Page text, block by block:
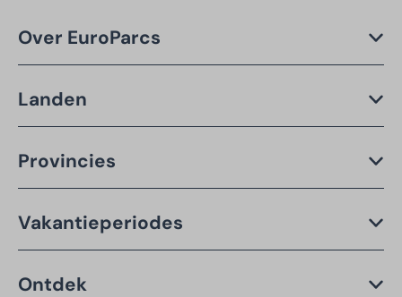
Over EuroParcs
Landen
Provincies
Vakantieperiodes
Ontdek